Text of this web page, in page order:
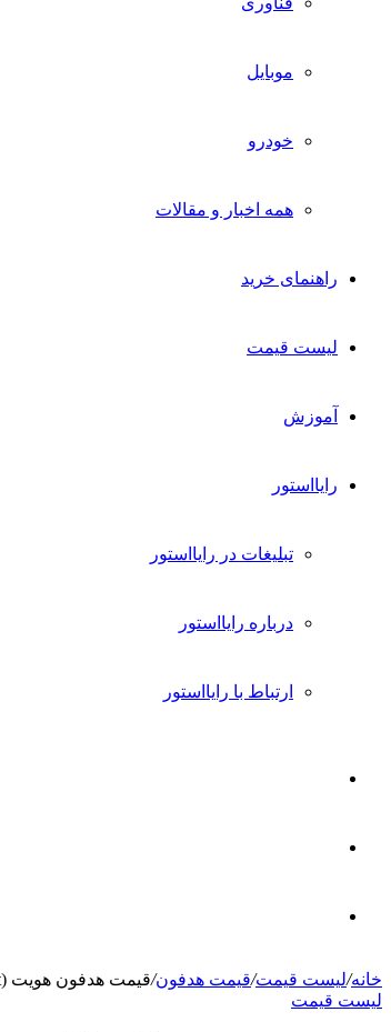
موبایل
خودرو
همه اخبار و مقالات
راهنمای خرید
لیست قیمت
آموزش
رایااستور
تبلیغات در رایااستور
درباره رایااستور
ارتباط با رایااستور
برای خانه/لیست قیمت/قیمت هدفون/قیمت هدفون هویت (Havit) امروز 15 مرداد 1405
لیست قیمت